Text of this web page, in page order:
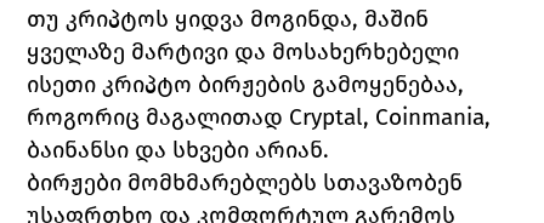
თუ კრიპტოს ყიდვა მოგინდა, მაშინ
ყველაზე მარტივი და მოსახერხებელი
ისეთი კრიპტო ბირჟების გამოყენებაა,
როგორიც მაგალითად
ბაინანსი და სხვები არიან.
ბირჟები მომხმარებლებს სთავაზობენ
უსაფრთხო და კომფორტულ გარემოს